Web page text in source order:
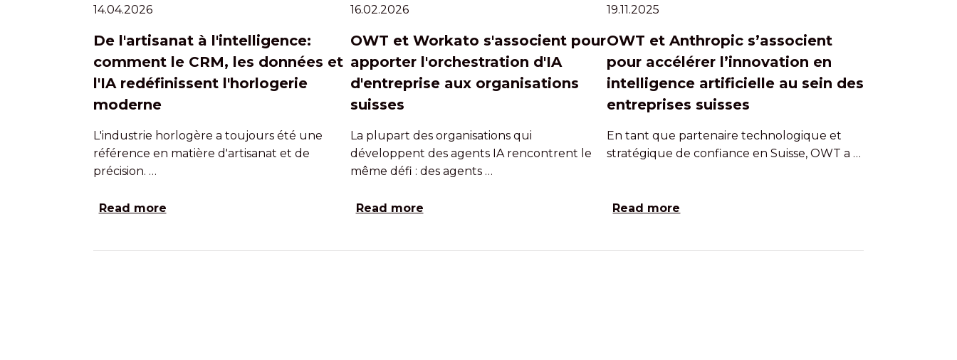
14.04.2026
De l'artisanat à l'intelligence:
comment le CRM, les données et
l'IA redéfinissent l'horlogerie
moderne
L'industrie horlogère a toujours été une
référence en matière d'artisanat et de
précision. …
Read more
16.02.2026
OWT et Workato s'associent pour
apporter l'orchestration d'IA
d'entreprise aux organisations
suisses
La plupart des organisations qui
développent des agents IA rencontrent le
même défi : des agents …
Read more
19.11.2025
OWT et Anthropic s’associent
pour accélérer l’innovation en
intelligence artificielle au sein des
entreprises suisses
En tant que partenaire technologique et
stratégique de confiance en Suisse, OWT a …
Read more